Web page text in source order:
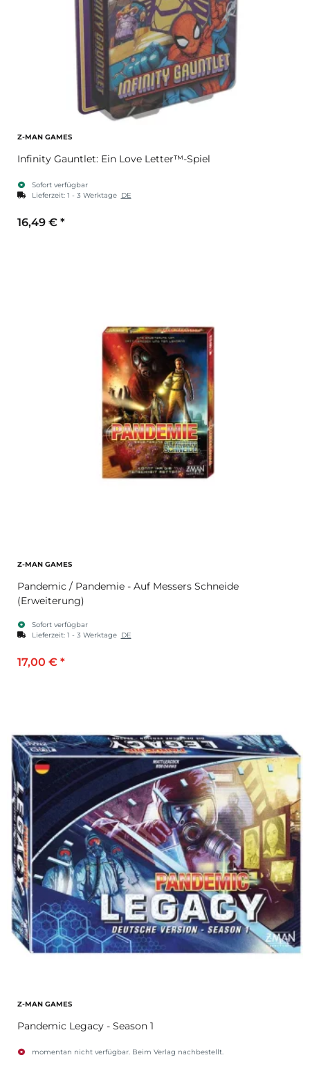
Z-MAN GAMES
Infinity Gauntlet: Ein Love Letter™-Spiel
Sofort verfügbar
Lieferzeit: 1 - 3 Werktage DE
16,49 € *
Z-MAN GAMES
Pandemic / Pandemie - Auf Messers Schneide
(Erweiterung)
Sofort verfügbar
Lieferzeit: 1 - 3 Werktage DE
17,00 € *
Z-MAN GAMES
Pandemic Legacy - Season 1
momentan nicht verfügbar. Beim Verlag nachbestellt.